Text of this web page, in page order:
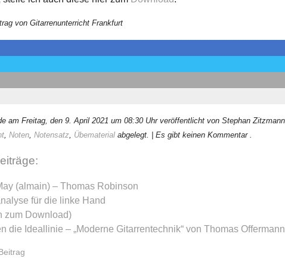
von Gitarrenunterricht Frankfurt
am Freitag, den 9. April 2021 um 08:30 Uhr veröffentlicht von Stephan
, Noten, Notensatz, Übematerial abgelegt. | Es gibt keinen Kommentar .
(almain) – Thomas Robinson
für die linke Hand
zum Download)
die Ideallinie – „Moderne Gitarrentechnik“ von Thomas